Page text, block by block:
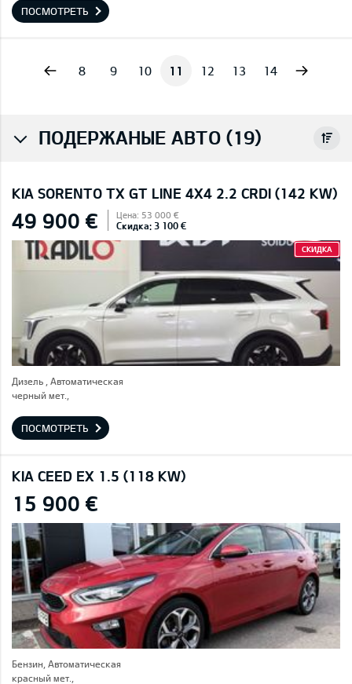
ПОСМОТРЕТЬ
8 9 10 11 12 13 14
ПОДЕРЖАНЫЕ АВТО (19)
KIA SORENTO TX GT LINE 4X4 2.2 CRDI (142 KW)
49 900 € Цена: 53 000 €
Скидка: 3 100 €
СКИДКА
Дизель , Автоматическая
черный мет.,
ПОСМОТРЕТЬ
KIA CEED EX 1.5 (118 KW)
15 900 €
Бензин, Автоматическая
красный мет.,